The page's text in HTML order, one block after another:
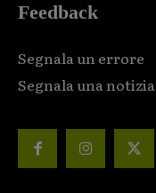
Feedback
Segnala un errore
Segnala una notizia